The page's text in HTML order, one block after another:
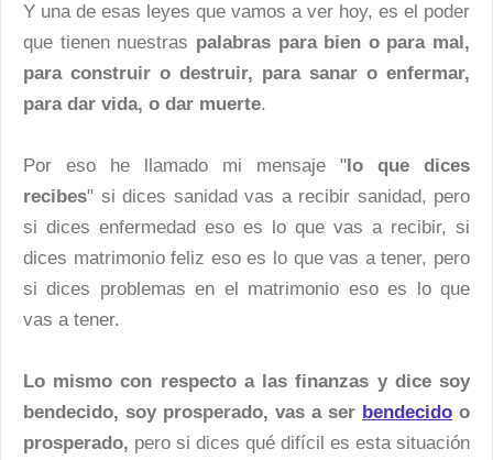
Y una de esas leyes que vamos a ver hoy, es el poder
que tienen nuestras palabras para bien o para mal,
para construir o destruir, para sanar o enfermar,
para dar vida, o dar muerte.
Por eso he llamado mi mensaje "lo que dices
recibes" si dices sanidad vas a recibir sanidad, pero
si dices enfermedad eso es lo que vas a recibir, si
dices matrimonio feliz eso es lo que vas a tener, pero
si dices problemas en el matrimonio eso es lo que
vas a tener.
Lo mismo con respecto a las finanzas y dice soy
bendecido, soy prosperado, vas a ser bendecido o
prosperado, pero si dices qué difícil es esta situación